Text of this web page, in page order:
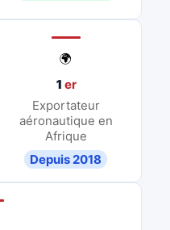
🌍
1 er
Exportateur
aéronautique en
Afrique
Depuis 2018